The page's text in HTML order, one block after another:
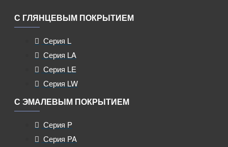
С ГЛЯНЦЕВЫМ ПОКРЫТИЕМ
Серия L
Серия LA
Серия LE
Серия LW
С ЭМАЛЕВЫМ ПОКРЫТИЕМ
Серия P
Серия PA